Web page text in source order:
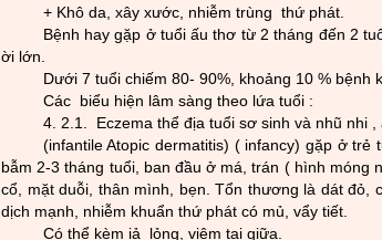
+ Khô da, xây xư­ớc, nhiễm trùng thứ phát.
Bệnh hay gặp ở tuổi ấu thơ từ 2 tháng đến 2
ời lớn.
Dư­ới 7 tuổi chiếm 80- 90%, khoảng 10 % bệnh
Các biểu hiện lâm sàng theo lứa tuổi :
4. 2.1. Eczema thể địa tuổi sơ sinh và nhũ nhi ,
(infantile Atopic dermatitis) ( infancy) gặp ở trẻ
bẫm 2-3 tháng tuổi, ban đầu ở má, trán ( hình móng
cổ, mặt duỗi, thân mình, bẹn. Tổn thư­ơng là dát đỏ,
dịch mạnh, nhiễm khuẩn thứ phát có mủ, vẩy tiết.
Có thể kèm iả lỏng, viêm tai giữa.